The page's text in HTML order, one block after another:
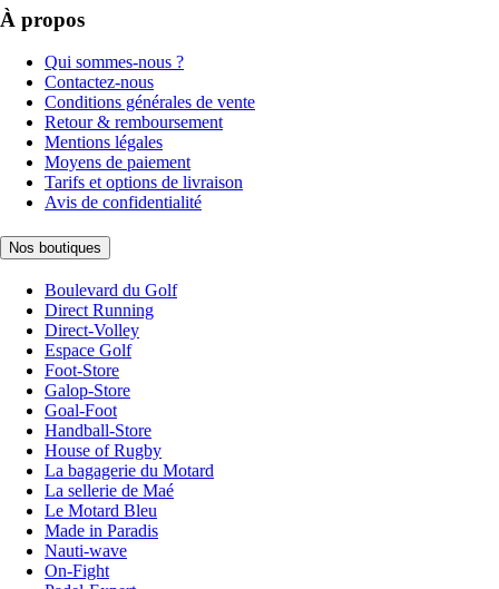
À propos
Qui sommes-nous ?
Contactez-nous
Conditions générales de vente
Retour & remboursement
Mentions légales
Moyens de paiement
Tarifs et options de livraison
Avis de confidentialité
Nos boutiques
Boulevard du Golf
Direct Running
Direct-Volley
Espace Golf
Foot-Store
Galop-Store
Goal-Foot
Handball-Store
House of Rugby
La bagagerie du Motard
La sellerie de Maé
Le Motard Bleu
Made in Paradis
Nauti-wave
On-Fight